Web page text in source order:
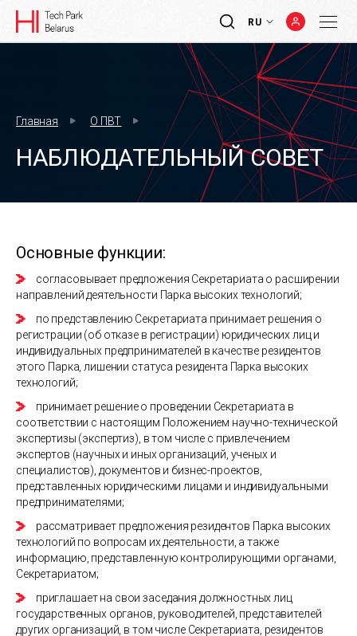
RU
Главная О ПВТ
НАБЛЮДАТЕЛЬНЫЙ СОВЕТ
Основные функции:
согласовывает предложения Секретариата о расширении
направлений деятельности Парка высоких технологий;
по представлению Секретариата принимает решения о
регистрации (об отказе в регистрации) юридических лиц и
индивидуальных предпринимателей в качестве резидентов
этого Парка, лишении статуса резидента Парка высоких
технологий;
принимает решение о проведении Секретариата в
соответствии с настоящим Положением научно-технической
экспертизы (экспертиз), в том числе с привлечением
экспертов (научных и иных организаций, ученых и
специалистов), документов и бизнес-проектов,
представленных юридическими лицами и индивидуальными
предпринимателями;
рассматривает предложения резидентов Парка высоких
технологий по вопросам их деятельности, а также
информацию, представленную контролирующими органами,
Секретариатом;
приглашает на свои заседания должностных лиц
государственных органов, руководителей, представителей
других организаций, в том числе Секретариата, резидентов